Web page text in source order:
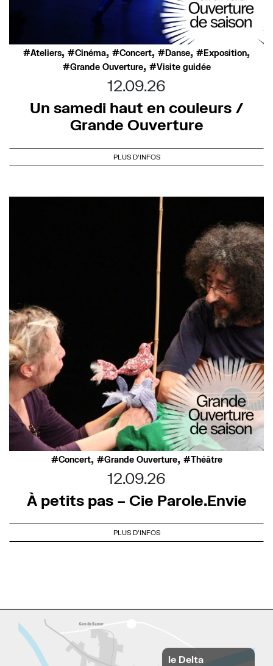
Ateliers, Cinéma, Concert, Danse, Exposition,
Grande Ouverture, Visite guidée
12.09.26
Un samedi haut en couleurs /
Grande Ouverture
PLUS D'INFOS
Concert, Grande Ouverture, Théâtre
12.09.26
À petits pas – Cie Parole.Envie
PLUS D'INFOS
le Delta